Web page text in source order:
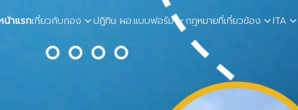
น้าแรกเกี่ยวกับกอง ปฏิทิน ผอ.แบบฟอร์ม กฎหมายที่เกี่ยวข้อง ITA